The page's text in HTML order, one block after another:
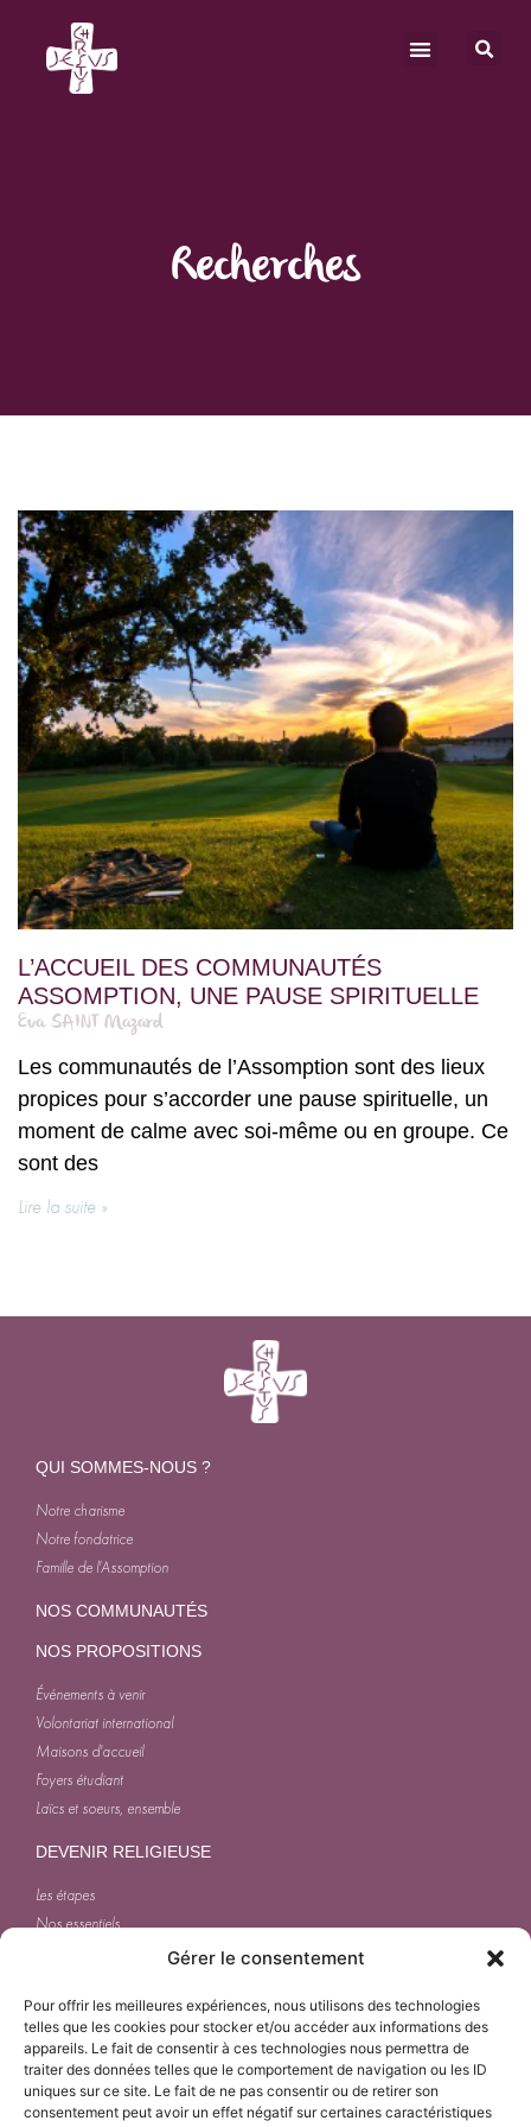
Gérer le consentement
Pour offrir les meilleures expériences, nous utilisons des technologies
telles que les cookies pour stocker et/ou accéder aux informations des
appareils. Le fait de consentir à ces technologies nous permettra de
traiter des données telles que le comportement de navigation ou les ID
uniques sur ce site. Le fait de ne pas consentir ou de retirer son
consentement peut avoir un effet négatif sur certaines caractéristiques
Recherches
L’ACCUEIL DES COMMUNAUTÉS
ASSOMPTION, UNE PAUSE SPIRITUELLE
Eva SAINT Mazard
Les communautés de l’Assomption sont des lieux
propices pour s’accorder une pause spirituelle, un
moment de calme avec soi-même ou en groupe. Ce
sont des
Lire la suite »
QUI SOMMES-NOUS ?
Notre charisme
Notre fondatrice
Famille de l'Assomption
NOS COMMUNAUTÉS
NOS PROPOSITIONS
Événements à venir
Volontariat international
Maisons d'accueil
Foyers étudiant
Laïcs et soeurs, ensemble
DEVENIR RELIGIEUSE
Les étapes
Nos essentiels